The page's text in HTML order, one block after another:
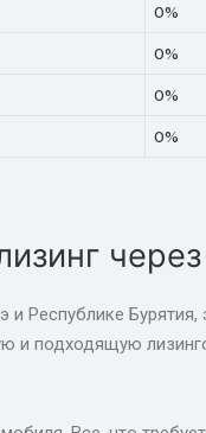
0%
0%
0%
0%
Республике Бурятия,
и подходящую